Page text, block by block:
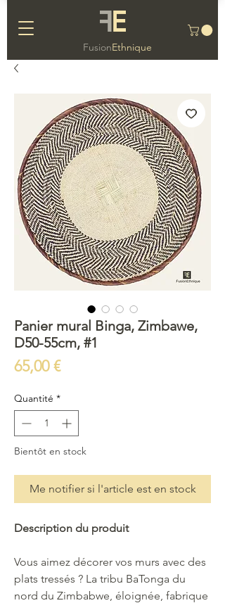
FusionEthnique
E
F
Panier mural Binga, Zimbawe,
D50-55cm, #1
65,00 €Prix
Quantité *
Bientôt en stock
Me notifier si l'article est en stock
Description du produit
Vous aimez décorer vos murs avec des
plats tressés ? La tribu BaTonga du
nord du Zimbabwe, éloignée, fabrique